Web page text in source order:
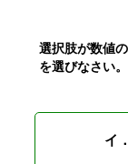
選択肢が数値
を選びなさい。
イ